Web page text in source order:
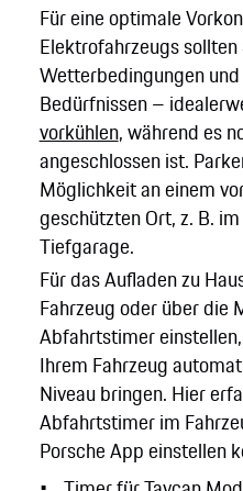
Für eine optimale
Elektrofahrzeugs
Wetterbedingungen
Bedürfnissen –
vorkühlen, während es
angeschlossen ist.
Möglichkeit an einem
geschützten Ort, z. B.
Tiefgarage.
Für das Aufladen zu
Fahrzeug oder über die
Abfahrtstimer
Ihrem Fahrzeug
Niveau bringen. Hier
Abfahrtstimer im
Porsche App einstellen